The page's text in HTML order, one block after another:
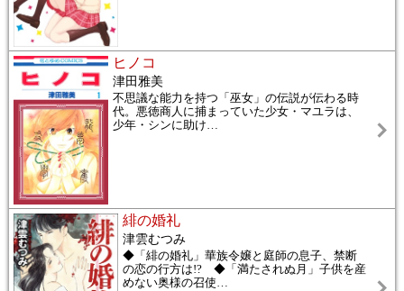
ヒノコ
津田雅美
不思議な能力を持つ「巫女」の伝説が伝わる時
代。悪徳商人に捕まっていた少女・マユラは、
少年・シンに助け…
緋の婚礼
津雲むつみ
◆「緋の婚礼」華族令嬢と庭師の息子、禁断
の恋の行方は!? ◆「満たされぬ月」子供を産
めない奥様の召使…